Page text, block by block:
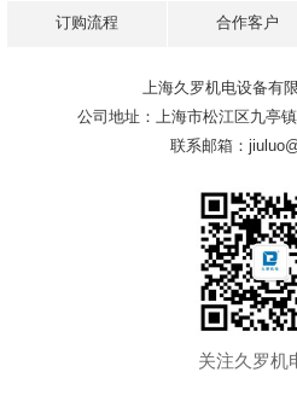
订购流程 合作客户
上海久罗机电设备有
公司地址：上海市松江区九亭
联系邮箱：
关注久罗机